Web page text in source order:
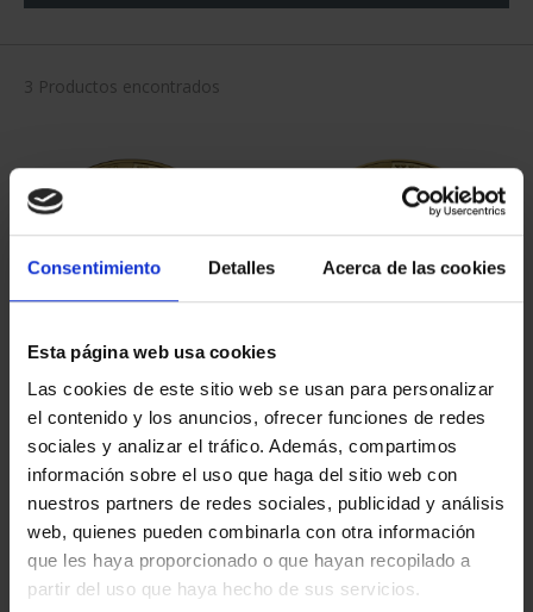
Consentimiento Detalles Acerca de las cookies
Esta página web usa cookies
Las cookies de este sitio web se usan para personalizar
el contenido y los anuncios, ofrecer funciones de redes
sociales y analizar el tráfico. Además, compartimos
información sobre el uso que haga del sitio web con
nuestros partners de redes sociales, publicidad y análisis
web, quienes pueden combinarla con otra información
que les haya proporcionado o que hayan recopilado a
partir del uso que haya hecho de sus servicios.
3 Productos encontrados
AÑO GAUDÍ - PARQUE
GÜELL 2 ESCUDOS
1.245,00 €
AÑO GAUDÍ - SAGRADA
FAMILIA 2 ESCUDOS
1.245,00 €